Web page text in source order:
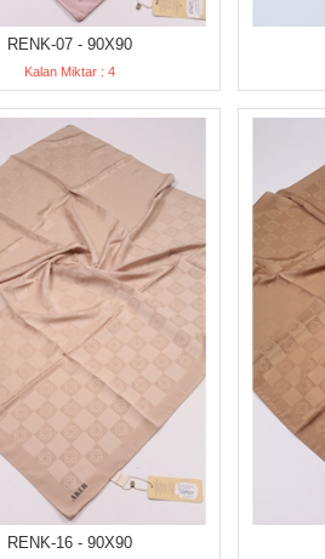
RENK-07 - 90X90
Kalan Miktar : 4
RENK-16 - 90X90